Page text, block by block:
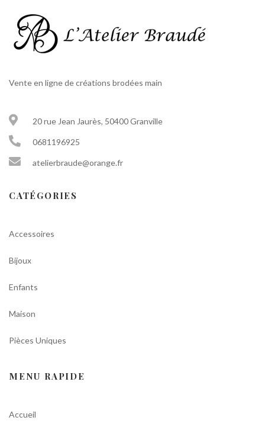
Vente en ligne de créations brodées main
20 rue Jean Jaurès, 50400 Granville
0681196925
atelierbraude@orange.fr
CATÉGORIES
Accessoires
Bijoux
Enfants
Maison
Pièces Uniques
MENU RAPIDE
Accueil